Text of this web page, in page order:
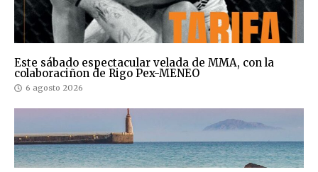
Este sábado espectacular velada de MMA, con la
colaboraciñon de Rigo Pex-MENEO
6 agosto 2026